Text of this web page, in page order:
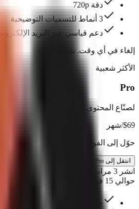
دقة 720p
3 أنماط للتسميات التوضيحية
دعم قياسي عبر البريد الإلكتروني
إلغاء في أي وقت. بدون عقود.
الأكثر شعبية
Pro
لصنّاع المحتوى الذين يبنون قناة مميزة
$69 /شهر
حوّل إلى الفوترة السنوية ووفّر $138
انتقل إلى Pro
انشر 3 مرات أسبوعيًا
حوالي 15 فيديو شهرياً
حتى 3 مقاعد للفريق